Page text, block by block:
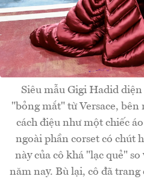
Siêu mẫu Gigi Hadid
"bỏng mắt" từ Versace,
cách điệu như một chiếc
ngoài phần corset có chút
này của cô khá "lạc quẻ"
năm nay. Bù lại, cô đã trang